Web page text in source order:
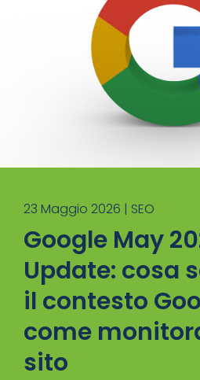
23 Maggio 2026 | SEO
Google May
Update: cosa
il contesto
come
sito